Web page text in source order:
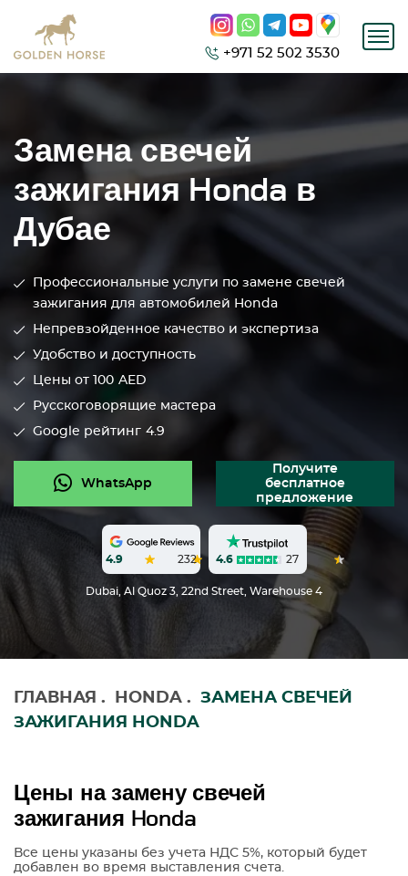
+971 52 502 3530
Замена свечей
зажигания Honda в
Дубае
Профессиональные услуги по замене свечей
зажигания для автомобилей Honda
Непревзойденное качество и экспертиза
Удобство и доступность
Цены от 100 AED
Русскоговорящие мастера
Google рейтинг 4.9
WhatsApp
Получите
бесплатное
предложение
4.9 232 4.6 27
Dubai, Al Quoz 3, 22nd Street, Warehouse 4
ГЛАВНАЯ . HONDA .
ЗАМЕНА СВЕЧЕЙ
ЗАЖИГАНИЯ HONDA
Цены на замену свечей
зажигания Honda
Все цены указаны без учета НДС 5%, который будет
добавлен во время выставления счета.